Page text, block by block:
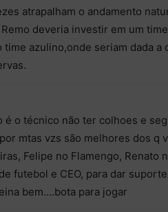
atrapalham o andamento
deveria investir em um
azulino,onde seriam dada a
o técnico não ter colhoes e
mtas vzs são melhores dos q
Felipe no Flamengo, Renato
futebol e CEO, para dar
bem….bota para jogar